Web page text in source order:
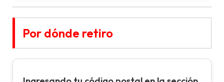
Por dónde retiro